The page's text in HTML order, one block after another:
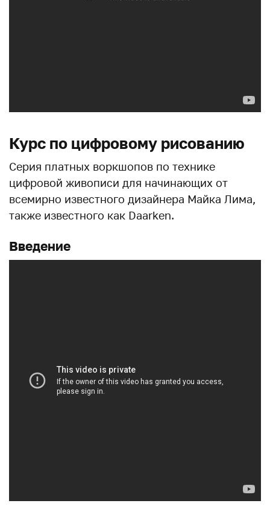
Курс по цифровому рисованию
Серия платных воркшопов по технике
цифровой живописи для начинающих от
всемирно известного дизайнера Майка Лима,
также известного как Daarken.
Введение